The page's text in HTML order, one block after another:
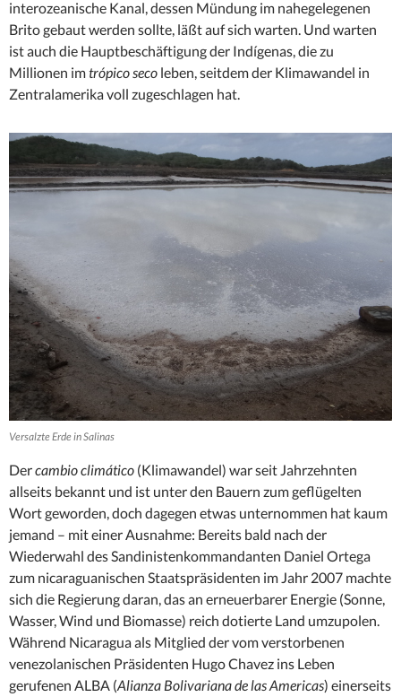
interozeanische Kanal, dessen Mündung im nahegelegenen
Brito gebaut werden sollte, läßt auf sich warten. Und warten
ist auch die Hauptbeschäftigung der Indígenas, die zu
Millionen imtrópico seco leben, seitdem der Klimawandel in
Zentralamerika voll zugeschlagen hat.
Versalzte Erde in Salinas
Dercambio climático (Klimawandel) war seit Jahrzehnten
allseits bekannt und ist unter den Bauern zum geflügelten
Wort geworden, doch dagegen etwas unternommen hat kaum
jemand – mit einer Ausnahme: Bereits bald nach der
Wiederwahl des Sandinistenkommandanten Daniel Ortega
zum nicaraguanischen Staatspräsidenten im Jahr 2007 machte
sich die Regierung daran, das an erneuerbarer Energie (Sonne,
Wasser, Wind und Biomasse) reich dotierte Land umzupolen.
Während Nicaragua als Mitglied der vom verstorbenen
venezolanischen Präsidenten Hugo Chavez ins Leben
gerufenen ALBA (Alianza Bolivariana de las Americas) einerseits